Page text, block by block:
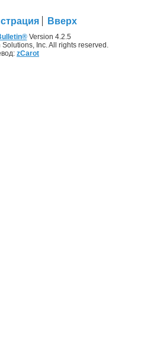
Вверх
Version 4.2.5
Inc. All rights reserved.
zCarot